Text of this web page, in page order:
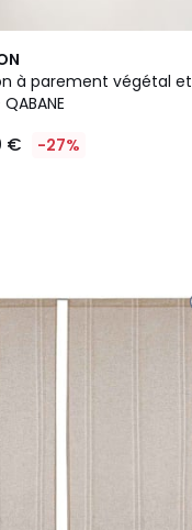
à parement végétal et
€ -27%